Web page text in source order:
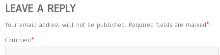
LEAVE A REPLY
Your email address will not be published. Required fields are marked*
Comment*